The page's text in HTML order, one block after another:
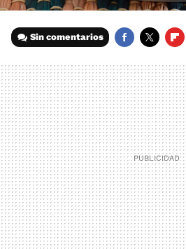
Sin comentarios